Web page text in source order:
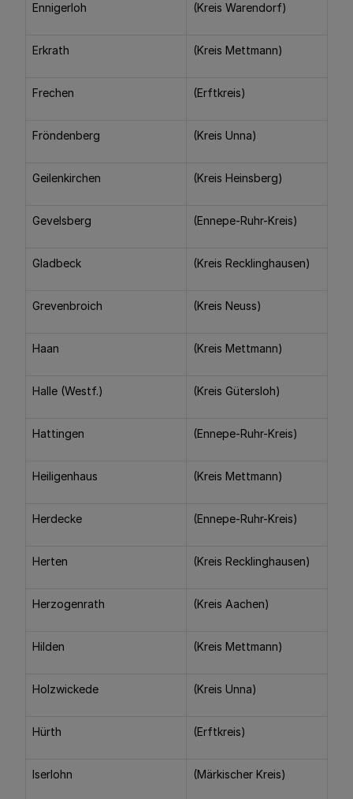
Ennigerloh (Kreis Warendorf)
Erkrath (Kreis Mettmann)
Frechen (Erftkreis)
Fröndenberg (Kreis Unna)
Geilenkirchen (Kreis Heinsberg)
Gevelsberg (Ennepe-Ruhr-Kreis)
Gladbeck (Kreis Recklinghausen)
Grevenbroich (Kreis Neuss)
Haan (Kreis Mettmann)
Halle (Westf.) (Kreis Gütersloh)
Hattingen (Ennepe-Ruhr-Kreis)
Heiligenhaus (Kreis Mettmann)
Herdecke (Ennepe-Ruhr-Kreis)
Herten (Kreis Recklinghausen)
Herzogenrath (Kreis Aachen)
Hilden (Kreis Mettmann)
Holzwickede (Kreis Unna)
Hürth (Erftkreis)
Iserlohn (Märkischer Kreis)